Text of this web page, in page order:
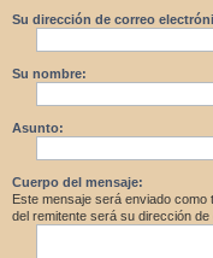
Su dirección de correo
Su nombre:
Asunto:
Cuerpo del mensaje:
Este mensaje será enviado
del remitente será su dirección de